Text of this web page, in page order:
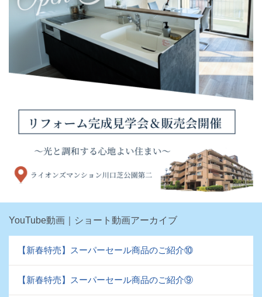
YouTube動画｜ショート動画アーカイブ
【新春特売】スーパーセール商品のご紹介⑩
【新春特売】スーパーセール商品のご紹介⑨